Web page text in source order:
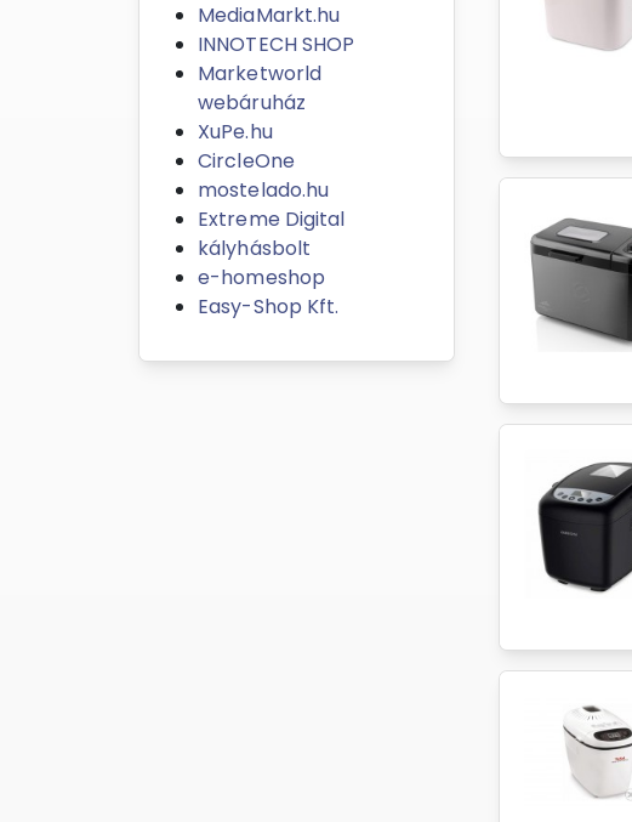
MediaMarkt.hu
INNOTECH SHOP
Marketworld
webáruház
XuPe.hu
CircleOne
mostelado.hu
Extreme Digital
kályhásbolt
e-homeshop
Easy-Shop Kft.